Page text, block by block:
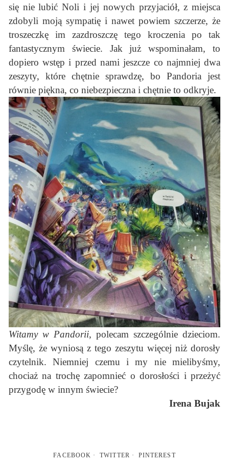
się nie lubić Noli i jej nowych przyjaciół, z miejsca
zdobyli moją sympatię i nawet powiem szczerze, że
troszeczkę im zazdroszczę tego kroczenia po tak
fantastycznym świecie. Jak już wspominałam, to
dopiero wstęp i przed nami jeszcze co najmniej dwa
zeszyty, które chętnie sprawdzę, bo Pandoria jest
równie piękna, co niebezpieczna i chętnie to odkryje.
Witamy w Pandorii, polecam szczególnie dzieciom.
Myślę, że wyniosą z tego zeszytu więcej niż dorosły
czytelnik. Niemniej czemu i my nie mielibyśmy,
chociaż na trochę zapomnieć o dorosłości i przeżyć
przygodę w innym świecie?
Irena Bujak
FACEBOOK TWITTER PINTEREST